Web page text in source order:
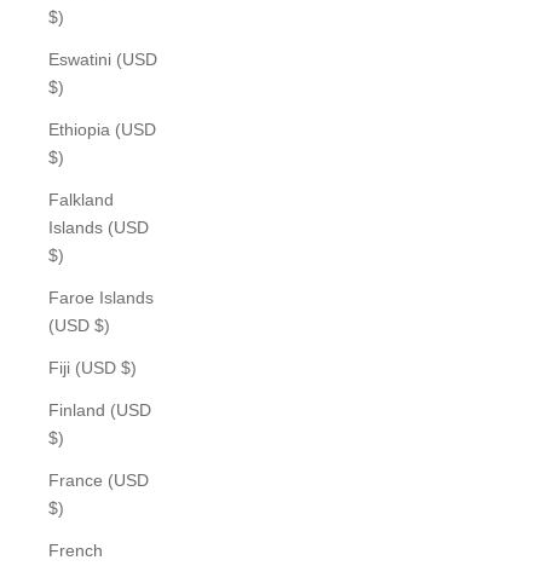
$)
Eswatini (USD
$)
Ethiopia (USD
$)
Falkland
Islands (USD
$)
Faroe Islands
(USD $)
Fiji (USD $)
Finland (USD
$)
France (USD
$)
French